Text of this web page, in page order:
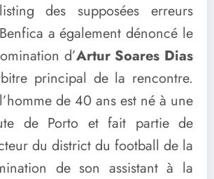
des supposées erreurs
a également dénoncé le
d’Artur Soares Dias
principal de la rencontre.
de 40 ans est né à une
de Porto et fait partie de
du district du football de la
de son assistant à la